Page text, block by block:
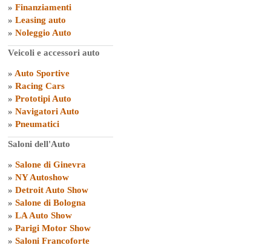
» Finanziamenti
» Leasing auto
» Noleggio Auto
Veicoli e accessori auto
» Auto Sportive
» Racing Cars
» Prototipi Auto
» Navigatori Auto
» Pneumatici
Saloni dell'Auto
» Salone di Ginevra
» NY Autoshow
» Detroit Auto Show
» Salone di Bologna
» LA Auto Show
» Parigi Motor Show
» Saloni Francoforte